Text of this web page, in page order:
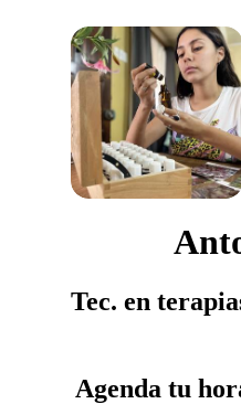
Tec. en
Agenda tu